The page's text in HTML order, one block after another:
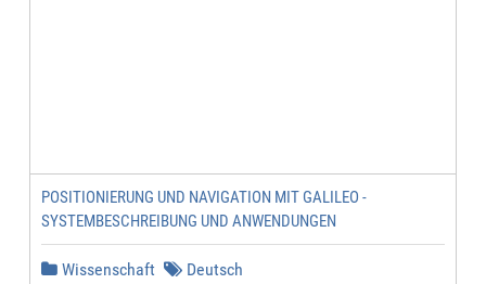
POSITIONIERUNG UND NAVIGATION MIT GALILEO -
SYSTEMBESCHREIBUNG UND ANWENDUNGEN
Wissenschaft Deutsch